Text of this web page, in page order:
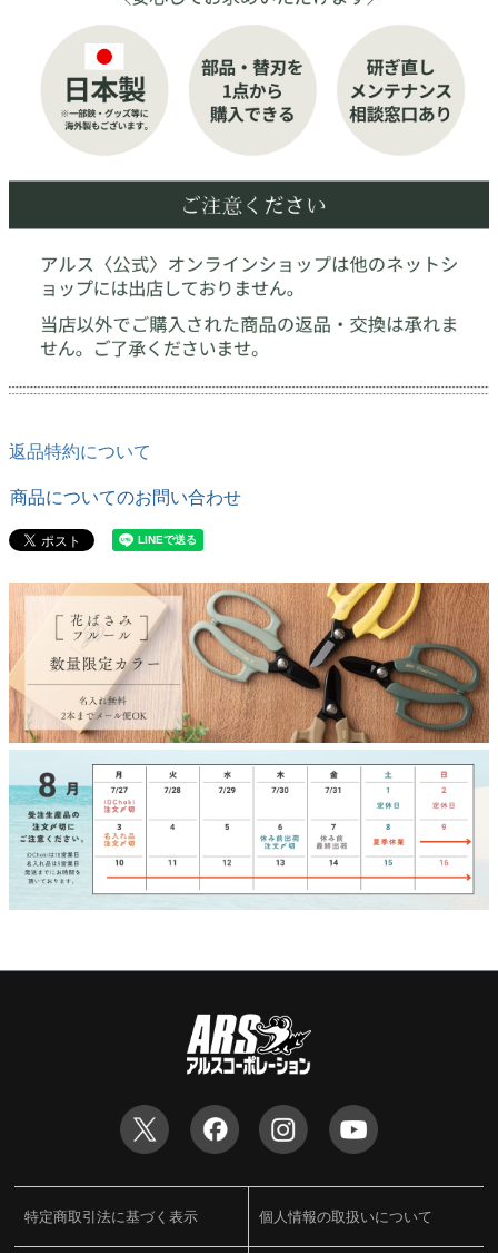
返品特約について
商品についてのお問い合わせ
特定商取引法に基づく表示 個人情報の取扱いについて